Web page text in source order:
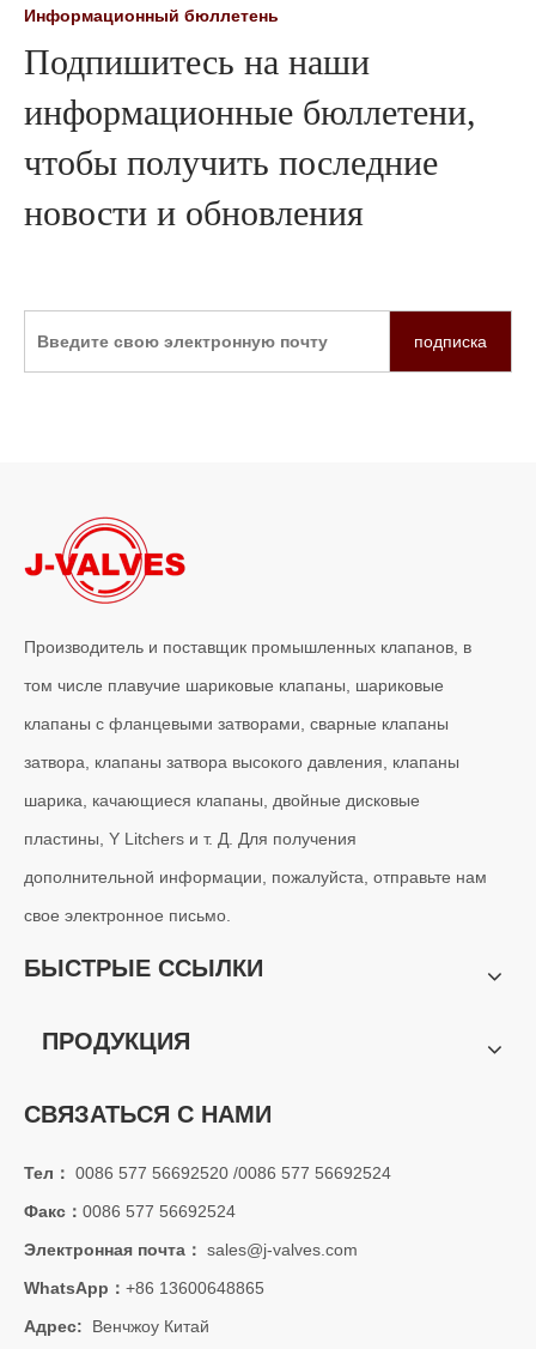
Информационный бюллетень
Подпишитесь на наши
информационные бюллетени,
чтобы получить последние
новости и обновления
подписка
Производитель и поставщик промышленных клапанов, в
том числе плавучие шариковые клапаны, шариковые
клапаны с фланцевыми затворами, сварные клапаны
затвора, клапаны затвора высокого давления, клапаны
шарика, качающиеся клапаны, двойные дисковые
пластины, Y Litchers и т. Д. Для получения
дополнительной информации, пожалуйста, отправьте нам
свое электронное письмо.
БЫСТРЫЕ ССЫЛКИ
ПРОДУКЦИЯ
СВЯЗАТЬСЯ С НАМИ
Тел： 0086 577 56692520 /0086 577 56692524
Факс： 0086 577 56692524
Электронная почта： sales@j-valves.com
WhatsApp： +86 13600648865
Адрес: Венчжоу Китай